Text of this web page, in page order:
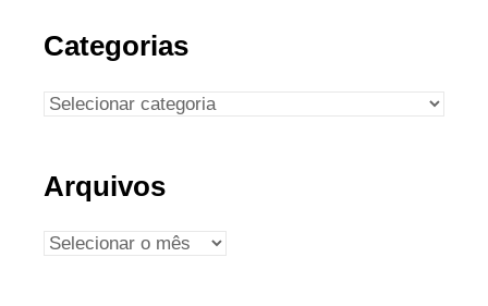
Categorias
Arquivos